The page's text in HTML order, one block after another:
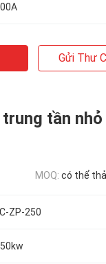
Gửi Thư
tần
MOQ: có thể
ZP-250